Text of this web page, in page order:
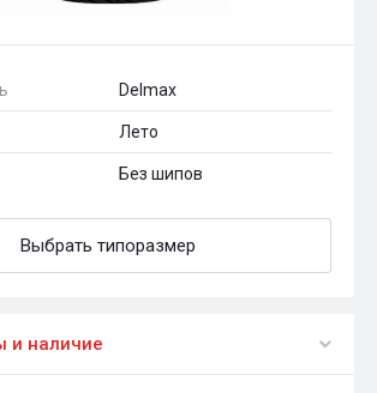
Delmax
Лето
Без шипов
Выбрать типоразмер
и наличие